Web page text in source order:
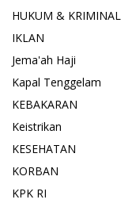
HUKUM & KRIMINAL
IKLAN
Jema'ah Haji
Kapal Tenggelam
KEBAKARAN
Keistrikan
KESEHATAN
KORBAN
KPK RI